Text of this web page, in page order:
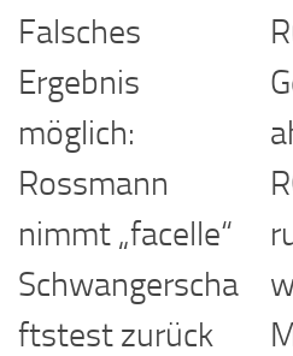
Falsches
Ergebnis
möglich:
Rossmann
nimmt „facelle“
Schwangerscha
ftstest zurück